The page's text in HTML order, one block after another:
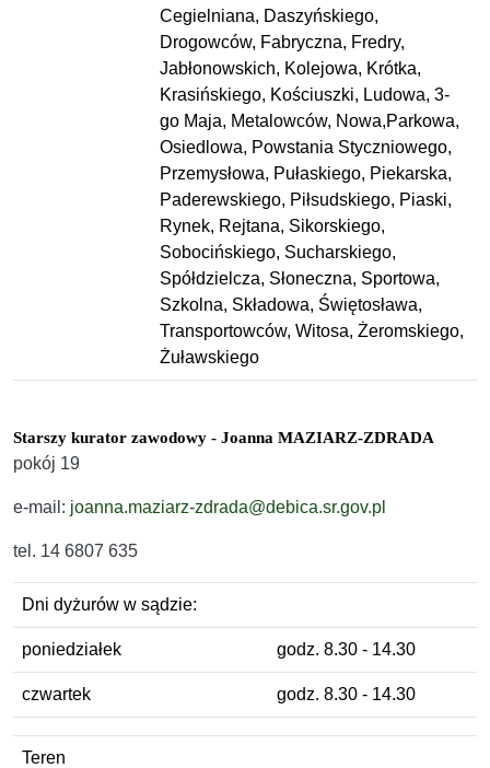
Cegielniana, Daszyńskiego,
Drogowców, Fabryczna, Fredry,
Jabłonowskich, Kolejowa, Krótka,
Krasińskiego, Kościuszki, Ludowa, 3-
go Maja, Metalowców, Nowa,Parkowa,
Osiedlowa, Powstania Styczniowego,
Przemysłowa, Pułaskiego, Piekarska,
Paderewskiego, Piłsudskiego, Piaski,
Rynek, Rejtana, Sikorskiego,
Sobocińskiego, Sucharskiego,
Spółdzielcza, Słoneczna, Sportowa,
Szkolna, Składowa, Świętosława,
Transportowców, Witosa, Żeromskiego,
Żuławskiego
Starszy kurator zawodowy - Joanna MAZIARZ-ZDRADA
pokój 19
e-mail: joanna.maziarz-zdrada@debica.sr.gov.pl
tel. 14 6807 635
Dni dyżurów w sądzie:
poniedziałek godz. 8.30 - 14.30
czwartek godz. 8.30 - 14.30
Teren